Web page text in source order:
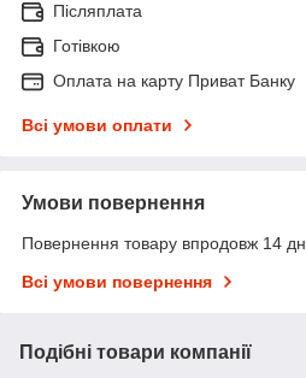
Післяплата
Готівкою
Оплата на карту Приват Банку
Всі умови оплати
Умови повернення
Повернення товару впродовж 14
Всі умови повернення
Подібні товари компанії